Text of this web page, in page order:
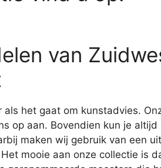
van
het gaat om kunstadvies.
op aan. Bovendien kun je
maken wij gebruik van een
mooie aan onze collectie is